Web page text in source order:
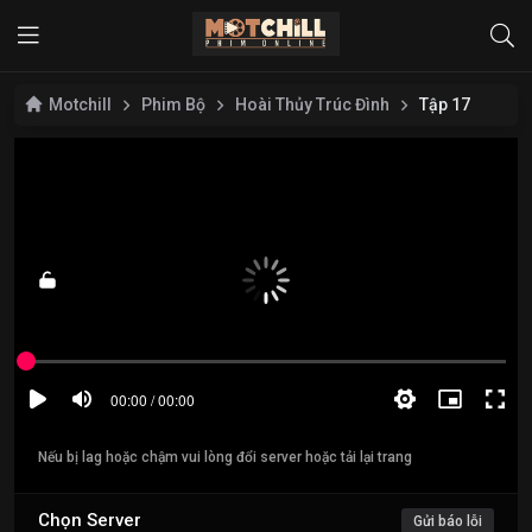
Motchill Phim Bộ Hoài Thủy Trúc Đình Tập 17
Nếu bị lag hoặc chậm vui lòng đổi server hoặc tải lại trang
Chọn Server Gửi báo lỗi